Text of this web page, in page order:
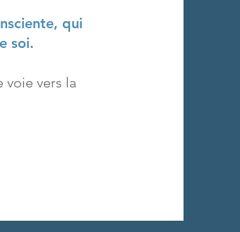
qui
soi.
vers la